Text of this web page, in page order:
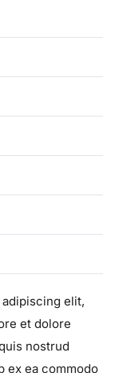
elit,
et dolore
nostrud
ex ea commodo